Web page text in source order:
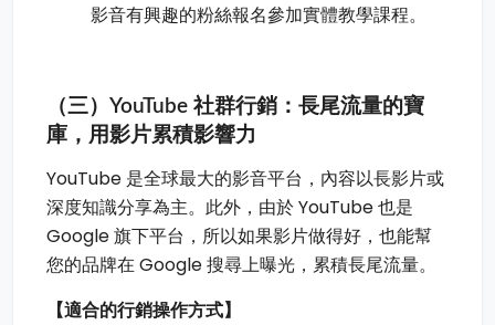
影音有興趣的粉絲報名參加實體教學課程。
（三）YouTube 社群行銷：長尾流量的寶
庫，用影片累積影響力
YouTube 是全球最大的影音平台，內容以長影片或
深度知識分享為主。此外，由於 YouTube 也是
Google 旗下平台，所以如果影片做得好，也能幫
您的品牌在 Google 搜尋上曝光，累積長尾流量。
【適合的行銷操作方式】